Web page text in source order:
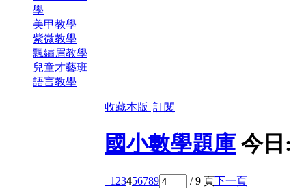
學
美甲教學
紫微教學
飄繡眉教學
兒童才藝班
語言教學
收藏本版 |訂閱
國小數學題庫 今日:
1 23456789 / 9 頁下一頁